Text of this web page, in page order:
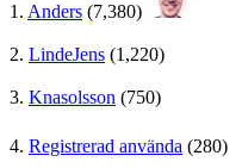
1. Anders (7,380)
2. LindeJens (1,220)
3. Knasolsson (750)
4. Registrerad använda (280)